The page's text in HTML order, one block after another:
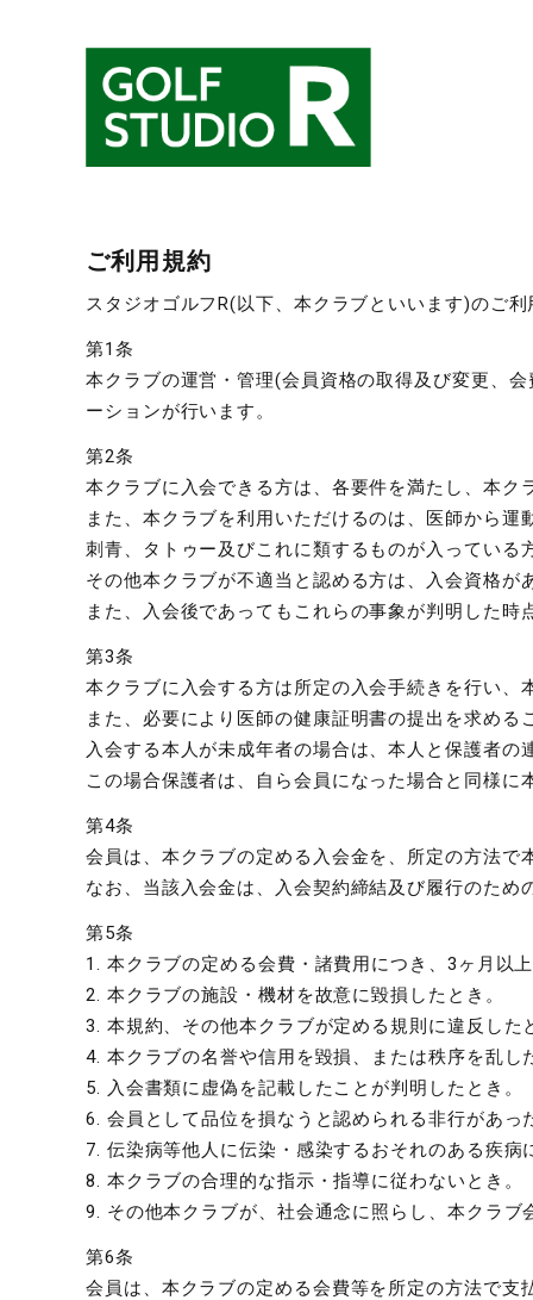
ご利用規約
スタジオゴルフR(以下、本クラブといいます)のご
第1条
本クラブの運営・管理(会員資格の取得及び変更、
ーションが行います。
第2条
本クラブに入会できる方は、各要件を満たし、本
また、本クラブを利用いただけるのは、医師から運
刺青、タトゥー及びこれに類するものが入ってい
その他本クラブが不適当と認める方は、入会資格が
また、入会後であってもこれらの事象が判明した時
第3条
本クラブに入会する方は所定の入会手続きを行い
また、必要により医師の健康証明書の提出を求める
入会する本人が未成年者の場合は、本人と保護者
この場合保護者は、自ら会員になった場合と同様
第4条
会員は、本クラブの定める入会金を、所定の方法で
なお、当該入会金は、入会契約締結及び履行のた
第5条
1. 本クラブの定める会費・諸費用につき、3ヶ月以
2. 本クラブの施設・機材を故意に毀損したとき。
3. 本規約、その他本クラブが定める規則に違反した
4. 本クラブの名誉や信用を毀損、または秩序を乱し
5. 入会書類に虚偽を記載したことが判明したとき。
6. 会員として品位を損なうと認められる非行があっ
7. 伝染病等他人に伝染・感染するおそれのある疾病
8. 本クラブの合理的な指示・指導に従わないとき。
9. その他本クラブが、社会通念に照らし、本クラ
第6条
会員は、本クラブの定める会費等を所定の方法で